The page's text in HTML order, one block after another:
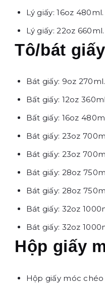
Lý giấy: 16oz 480ml.
Lý giấy: 22oz 660ml.
Tô/bát giấy
Bát giấy: 9oz 270ml.
Bất giấy: 12oz
Bất giấy: 16oz
Bát giấy: 23oz
Bát giấy: 23oz
Bát giấy: 28oz
Bát giấy: 28oz
Bát giấy: 32oz
Bát giấy: 32oz
Hộp giấy
Hộp giấy móc